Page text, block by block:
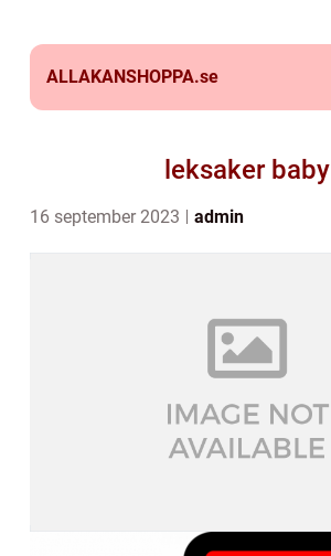
ALLAKANSHOPPA.se
leksaker baby
16 september 2023 admin